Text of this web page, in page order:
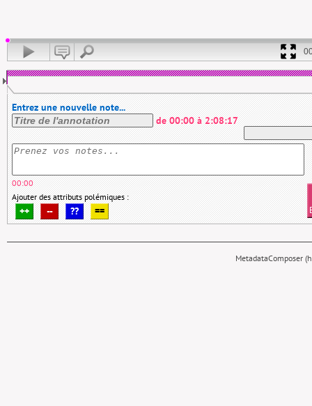
Entrez une nouvelle note...
de 00:00 à 2:08:17
00:00
Ajouter des attributs polémiques :
++ -- ?? ==
MetadataComposer